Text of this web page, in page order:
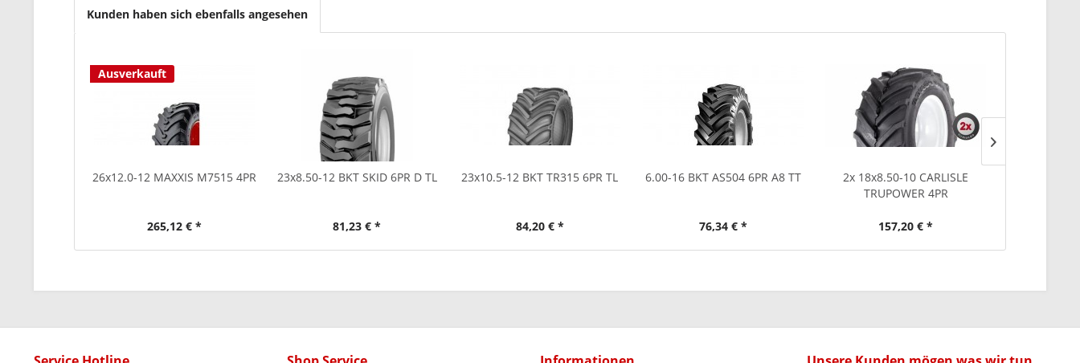
Kunden haben sich ebenfalls angesehen
Ausverkauft
26x12.0-12 MAXXIS M7515 4PR
265,12 € *
23x8.50-12 BKT SKID 6PR D TL
81,23 € *
23x10.5-12 BKT TR315 6PR TL
84,20 € *
6.00-16 BKT AS504 6PR A8 TT
76,34 € *
2x 18x8.50-10 CARLISLE
TRUPOWER 4PR
157,20 € *